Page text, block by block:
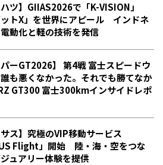
ハツ】GIIAS2026で「K-VISION」
ットX」を世界にアピール インドネ
動化と軽の技術を発信
パーGT2026】 第4戦 富士スピードウ
も悪くなかった。それでも勝てなか
GT300 富士300kmインサイドレポ
サス】究極のVIP移動サービス
Flight」開始 陸・海・空をつな
ュアリー体験を提供